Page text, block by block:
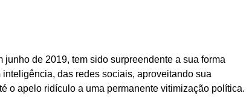
de 2019, tem sido surpreendente a sua forma
das redes sociais, aproveitando sua
o apelo ridículo a uma permanente vitimização política.